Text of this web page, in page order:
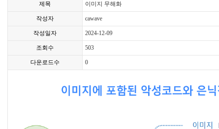
제목 이미지 무해화
작성자 cawave
작성일자 2024-12-09
조회수 503
다운로드수 0